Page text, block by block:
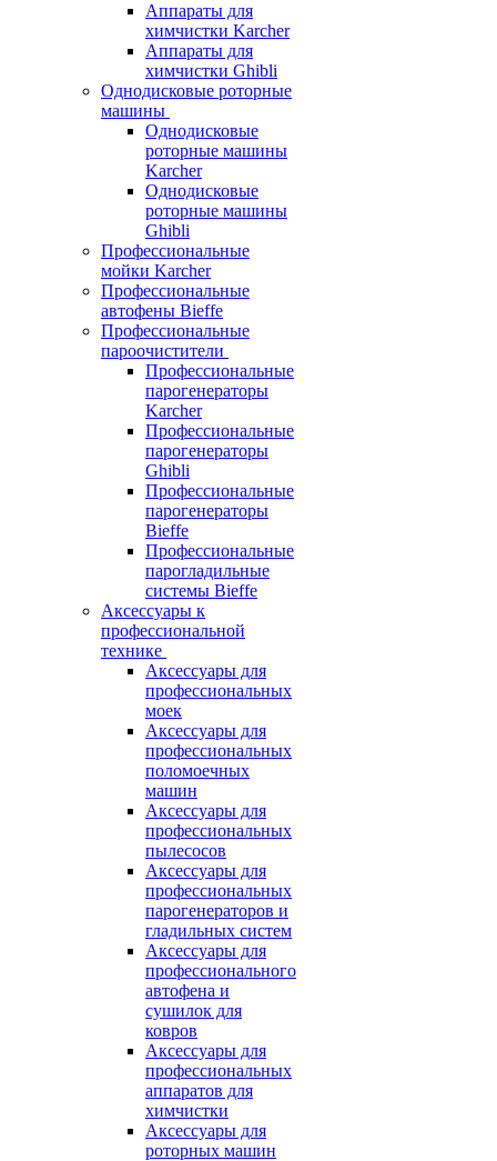
Аппараты для
химчистки Karcher
Аппараты для
химчистки Ghibli
Однодисковые роторные
машины
Однодисковые
роторные машины
Karcher
Однодисковые
роторные машины
Ghibli
Профессиональные
мойки Karcher
Профессиональные
автофены Bieffe
Профессиональные
пароочистители
Профессиональные
парогенераторы
Karcher
Профессиональные
парогенераторы
Ghibli
Профессиональные
парогенераторы
Bieffe
Профессиональные
парогладильные
системы Bieffe
Аксессуары к
профессиональной
технике
Аксессуары для
профессиональных
моек
Аксессуары для
профессиональных
поломоечных
машин
Аксессуары для
профессиональных
пылесосов
Аксессуары для
профессиональных
парогенераторов и
гладильных систем
Аксессуары для
профессионального
автофена и
сушилок для
ковров
Аксессуары для
профессиональных
аппаратов для
химчистки
Аксессуары для
роторных машин